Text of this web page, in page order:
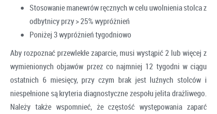
Stosowanie manewrów ręcznych w celu uwolnienia stolca z
odbytnicy przy > 25% wypróżnień
Poniżej 3 wypróżnień tygodniowo
Aby rozpoznać przewlekłe zaparcie, musi wystąpić 2 lub więcej z
wymienionych objawów przez co najmniej 12 tygodni w ciągu
ostatnich 6 miesięcy, przy czym brak jest luźnych stolców i
niespełnione są kryteria diagnostyczne zespołu jelita drażliwego.
Należy także wspomnieć, że częstość występowania zaparć